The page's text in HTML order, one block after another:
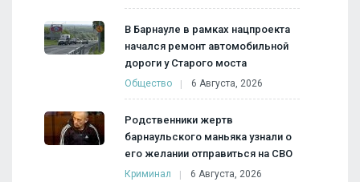
В Барнауле в рамках нацпроекта
начался ремонт автомобильной
дороги у Старого моста
Общество 6 Августа, 2026
Родственники жертв
барнаульского маньяка узнали о
его желании отправиться на СВО
Криминал 6 Августа, 2026